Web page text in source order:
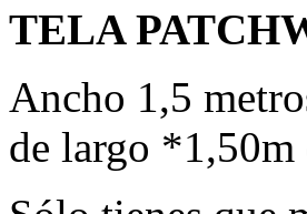
TELA
Ancho 1,5
de largo *1,50m